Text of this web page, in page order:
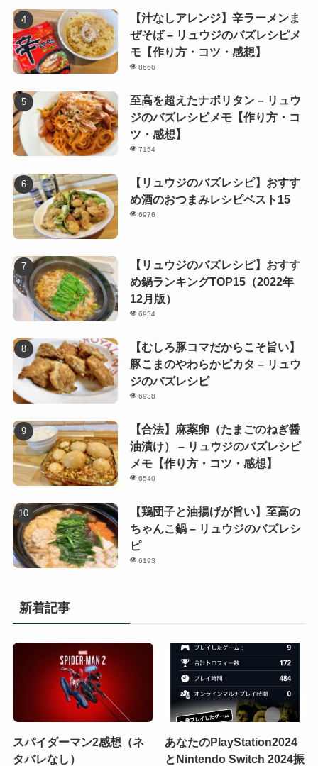
【汁なしアレンジ】辛ラーメンま
ぜそば – リュウジのバズレシピメ
モ【作り方・コツ・感想】
8666
至高を超えたナポリタン – リュウ
ジのバズレシピメモ【作り方・コ
ツ・感想】
7154
【リュウジのバズレシピ】おすす
め酒のおつまみレシピベスト15
6976
【リュウジのバズレシピ】おすす
め鍋ランキングTOP15（2022年
12月版）
6954
【むしろ豚コマだからこそ旨い】
豚こまのやわらかピカタ – リュウ
ジのバズレシピ
6938
【合法】麻薬卵（たまごのねぎ醤
油漬け） – リュウジのバズレシピ
メモ【作り方・コツ・感想】
6540
【鶏団子と油揚げが旨い】至高の
ちゃんこ鍋 – リュウジのバズレシ
ピ
6193
新着記事
スパイダーマン2感想（ネ
タバレなし）
あなたのPlayStation2024
とNintendo Switch 2024振